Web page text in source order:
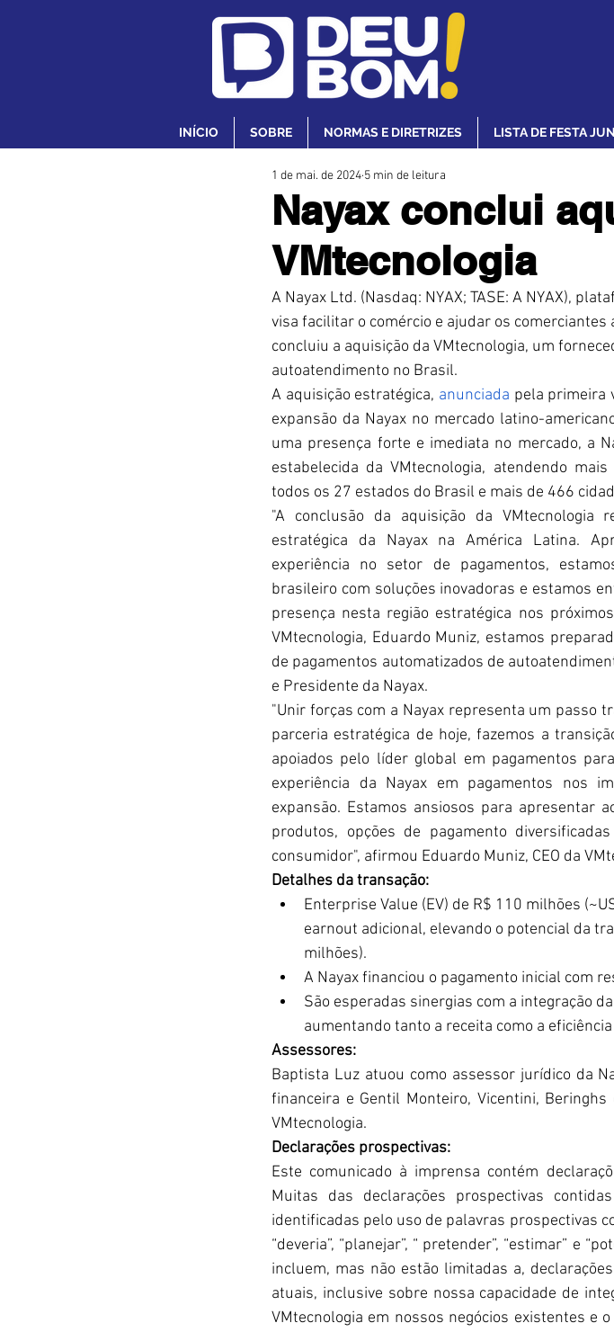
INÍCIO SOBRE NORMAS E DIRETRIZES LISTA DE FESTA
Nayax conclui
VMtecnologia
1 de mai. de 2024 5 min de leitura
A Nayax Ltd. (Nasdaq: NYAX; TASE: A NYAX),
visa facilitar o comércio e ajudar os
concluiu a aquisição da VMtecnologia, um
autoatendimento no Brasil.
A aquisição estratégica, anunciada pela primeira
expansão da Nayax no mercado latino-
uma presença forte e imediata no mercado, a
estabelecida da VMtecnologia, atendendo
todos os 27 estados do Brasil e mais de 466
"A conclusão da aquisição da VMtecnologia
estratégica da Nayax na América Latina.
experiência no setor de pagamentos,
brasileiro com soluções inovadoras e estamos
presença nesta região estratégica nos
VMtecnologia, Eduardo Muniz, estamos
de pagamentos automatizados de
e Presidente da Nayax.
"Unir forças com a Nayax representa um passo
parceria estratégica de hoje, fazemos a
apoiados pelo líder global em pagamentos
experiência da Nayax em pagamentos nos
expansão. Estamos ansiosos para apresentar
produtos, opções de pagamento
consumidor", afirmou Eduardo Muniz, CEO da
Detalhes da transação:
Enterprise Value (EV) de R$ 110 milhões
earnout adicional, elevando o potencial da
milhões).
A Nayax financiou o pagamento inicial com
São esperadas sinergias com a integração
aumentando tanto a receita como a
Assessores:
Baptista Luz atuou como assessor jurídico da
financeira e Gentil Monteiro, Vicentini,
VMtecnologia.
Declarações prospectivas:
Este comunicado à imprensa contém
Muitas das declarações prospectivas
identificadas pelo uso de palavras prospectivas
“deveria”, “planejar”, “ pretender”, “estimar” e
incluem, mas não estão limitadas a,
atuais, inclusive sobre nossa capacidade de
VMtecnologia em nossos negócios existentes e